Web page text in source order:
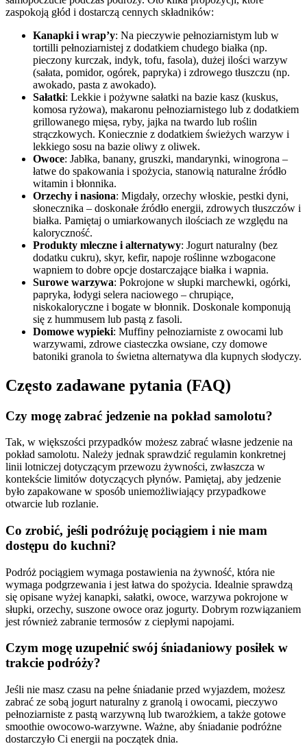
zaspokoją głód i dostarczą cennych składników:
Kanapki i wrap’y: Na pieczywie pełnoziarnistym lub w
tortilli pełnoziarnistej z dodatkiem chudego białka (np.
pieczony kurczak, indyk, tofu, fasola), dużej ilości warzyw
(sałata, pomidor, ogórek, papryka) i zdrowego tłuszczu (np.
awokado, pasta z awokado).
Sałatki: Lekkie i pożywne sałatki na bazie kasz (kuskus,
komosa ryżowa), makaronu pełnoziarnistego lub z dodatkiem
grillowanego mięsa, ryby, jajka na twardo lub roślin
strączkowych. Koniecznie z dodatkiem świeżych warzyw i
lekkiego sosu na bazie oliwy z oliwek.
Owoce: Jabłka, banany, gruszki, mandarynki, winogrona –
łatwe do spakowania i spożycia, stanowią naturalne źródło
witamin i błonnika.
Orzechy i nasiona: Migdały, orzechy włoskie, pestki dyni,
słonecznika – doskonałe źródło energii, zdrowych tłuszczów i
białka. Pamiętaj o umiarkowanych ilościach ze względu na
kaloryczność.
Produkty mleczne i alternatywy: Jogurt naturalny (bez
dodatku cukru), skyr, kefir, napoje roślinne wzbogacone
wapniem to dobre opcje dostarczające białka i wapnia.
Surowe warzywa: Pokrojone w słupki marchewki, ogórki,
papryka, łodygi selera naciowego – chrupiące,
niskokaloryczne i bogate w błonnik. Doskonale komponują
się z hummusem lub pastą z fasoli.
Domowe wypieki: Muffiny pełnoziarniste z owocami lub
warzywami, zdrowe ciasteczka owsiane, czy domowe
batoniki granola to świetna alternatywa dla kupnych słodyczy.
Często zadawane pytania (FAQ)
Czy mogę zabrać jedzenie na pokład samolotu?
Tak, w większości przypadków możesz zabrać własne jedzenie na
pokład samolotu. Należy jednak sprawdzić regulamin konkretnej
linii lotniczej dotyczącym przewozu żywności, zwłaszcza w
kontekście limitów dotyczących płynów. Pamiętaj, aby jedzenie
było zapakowane w sposób uniemożliwiający przypadkowe
otwarcie lub rozlanie.
Co zrobić, jeśli podróżuję pociągiem i nie mam
dostępu do kuchni?
Podróż pociągiem wymaga postawienia na żywność, która nie
wymaga podgrzewania i jest łatwa do spożycia. Idealnie sprawdzą
się opisane wyżej kanapki, sałatki, owoce, warzywa pokrojone w
słupki, orzechy, suszone owoce oraz jogurty. Dobrym rozwiązaniem
jest również zabranie termosów z ciepłymi napojami.
Czym mogę uzupełnić swój śniadaniowy posiłek w
trakcie podróży?
Jeśli nie masz czasu na pełne śniadanie przed wyjazdem, możesz
zabrać ze sobą jogurt naturalny z granolą i owocami, pieczywo
pełnoziarniste z pastą warzywną lub twarożkiem, a także gotowe
smoothie owocowo-warzywne. Ważne, aby śniadanie podróżne
dostarczyło Ci energii na początek dnia.